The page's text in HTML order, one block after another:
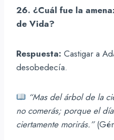
26. ¿Cuál fue la
de Vida?
Respuesta: Castigar a
desobedecía.
“Mas del árbol de la
no comerás; porque el
ciertamente morirás.”